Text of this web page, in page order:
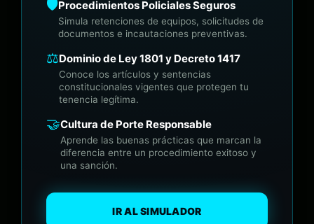
🛡️Procedimientos Policiales Seguros
Simula retenciones de equipos, solicitudes de
documentos e incautaciones preventivas.
⚖️Dominio de Ley 1801 y Decreto 1417
Conoce los artículos y sentencias
constitucionales vigentes que protegen tu
tenencia legítima.
🤝Cultura de Porte Responsable
Aprende las buenas prácticas que marcan la
diferencia entre un procedimiento exitoso y
una sanción.
IR AL SIMULADOR